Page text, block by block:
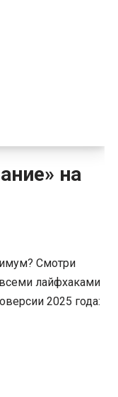
на
Смотри
лайфхаками
2025 года: